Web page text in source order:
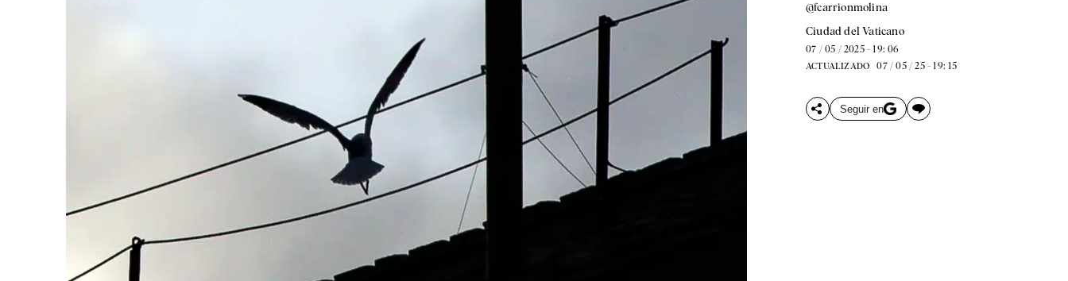
@fcarrionmolina
Ciudad del Vaticano
07 / 05 / 2025 - 19: 06
ACTUALIZADO 07 / 05 / 25 - 19: 15
Seguir en